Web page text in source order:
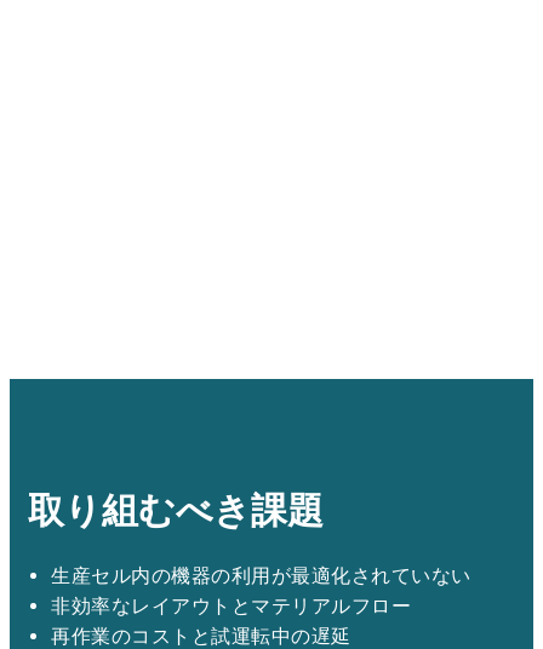
取り組むべき課題
生産セル内の機器の利用が最適化されていない
非効率なレイアウトとマテリアルフロー
再作業のコストと試運転中の遅延